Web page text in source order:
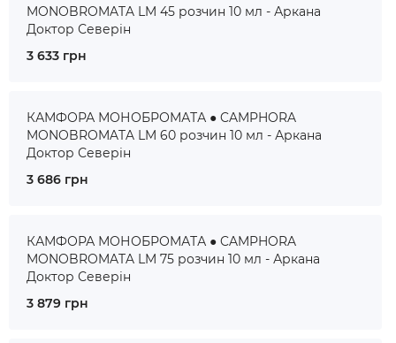
MONOBROMATA LM 45 розчин 10 мл - Аркана
Доктор Северін
3 633 грн
КАМФОРА МОНОБРОМАТА ● CAMPHORA
MONOBROMATA LM 60 розчин 10 мл - Аркана
Доктор Северін
3 686 грн
КАМФОРА МОНОБРОМАТА ● CAMPHORA
MONOBROMATA LM 75 розчин 10 мл - Аркана
Доктор Северін
3 879 грн